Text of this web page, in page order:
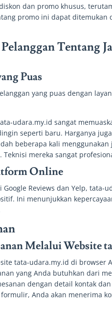
dan promo khusus,
promo ini dapat ditemukan
Tentang
Puas
yang puas dengan
udara.my.id sangat
seperti baru. Harganya
beberapa kali
mereka sangat
Online
Reviews dan Yelp, tata-
Ini menunjukkan
Melalui Website
tata-udara.my.id di browser
yang Anda butuhkan dari
dengan detail kontak
Anda akan menerima